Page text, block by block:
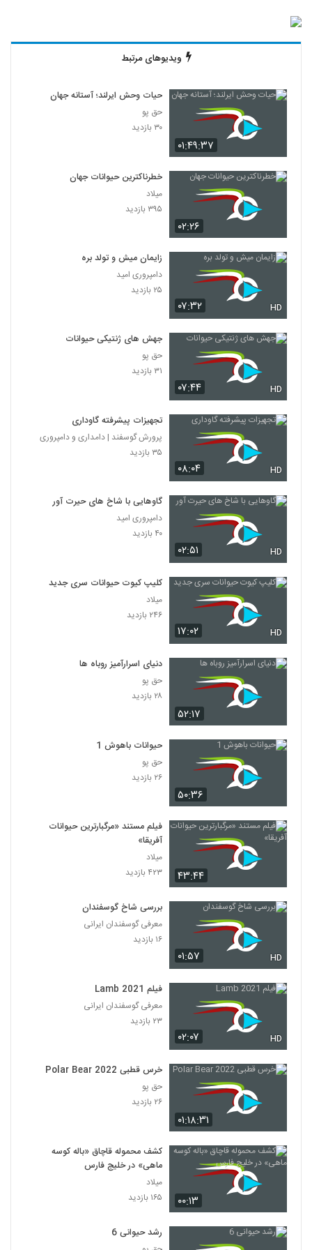
ویدیوهای مرتبط
۰۱:۴۹:۳۷
حیات وحش ایرلند؛ آستانه جهان
حق پو
۳۰ بازدید
۰۲:۲۶
خطرناکترین حیوانات جهان
میلاد
۳۹۵ بازدید
۰۷:۳۲ HD
زایمان میش و تولد بره
دامپروری امید
۲۵ بازدید
۰۷:۴۴ HD
جهش های ژنتیکی حیوانات
حق پو
۳۱ بازدید
۰۸:۰۴ HD
تجهیزات پیشرفته گاوداری
پرورش گوسفند | دامداری و دامپروری
۳۵ بازدید
۰۲:۵۱ HD
گاوهایی با شاخ های حیرت آور
دامپروری امید
۴۰ بازدید
۱۷:۰۲ HD
کلیپ کیوت حیوانات سری جدید
میلاد
۲۴۶ بازدید
۵۲:۱۷
دنیای اسرارآمیز روباه ها
حق پو
۲۸ بازدید
۵۰:۳۶
حیوانات باهوش 1
حق پو
۲۶ بازدید
۴۳:۴۴
فیلم مستند «مرگبارترین حیوانات
آفریقا»
میلاد
۴۲۳ بازدید
۰۱:۵۷ HD
بررسی شاخ گوسفندان
معرفی گوسفندان ایرانی
۱۶ بازدید
۰۲:۰۷ HD
فیلم Lamb 2021
معرفی گوسفندان ایرانی
۲۳ بازدید
۰۱:۱۸:۳۱
خرس قطبی Polar Bear 2022
حق پو
۲۶ بازدید
۰۰:۱۳
کشف محموله قاچاق «باله کوسه
ماهی» در خلیج فارس
میلاد
۱۶۵ بازدید
رشد حیوانی 6